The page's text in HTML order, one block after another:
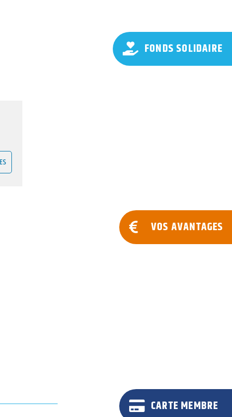
FONDS SOLIDAIRE
VOS AVANTAGES
CARTE MEMBRE